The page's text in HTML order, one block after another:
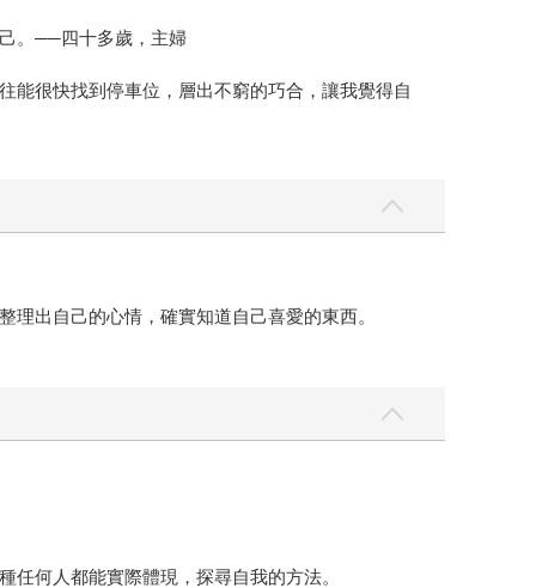
。──四十多歲，主婦
很快找到停車位，層出不窮的巧合，讓我覺得自
出自己的心情，確實知道自己喜愛的東西。
何人都能實際體現，探尋自我的方法。